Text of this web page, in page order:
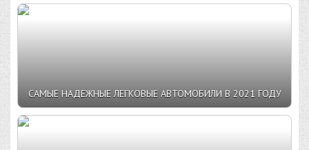
САМЫЕ НАДЕЖНЫЕ ЛЕГКОВЫЕ АВТОМОБИЛИ В 2021 ГОДУ